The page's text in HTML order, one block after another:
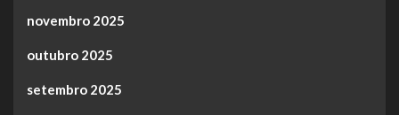
novembro 2025
outubro 2025
setembro 2025